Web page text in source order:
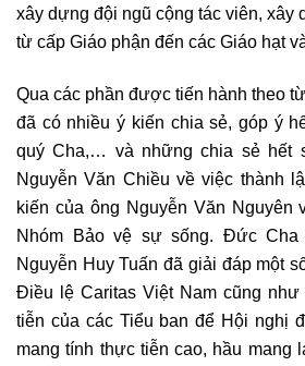
xây dựng đội ngũ cộng tác viên, xây
từ cấp Giáo phận đến các Giáo hạt
Qua các phần được tiến hành theo
đã có nhiều ý kiến chia sẻ, góp ý
quý Cha,… và những chia sẻ hết
Nguyễn Văn Chiều về việc thành
kiến của ông Nguyễn Văn Nguyên
Nhóm Bảo vệ sự sống. Đức Cha
Nguyễn Huy Tuấn đã giải đáp một
Điều lệ Caritas Việt Nam cũng
tiễn của các Tiểu ban để Hội nghị
mang tính thực tiễn cao, hầu mang